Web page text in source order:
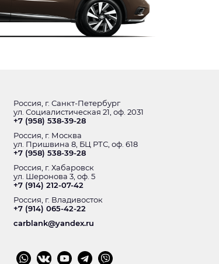
Россия, г. Санкт-Петербург
ул. Социалистическая 21, оф. 2031
+7 (958) 538-39-28
Россия, г. Москва
ул. Пришвина 8, БЦ РТС, оф. 618
+7 (958) 538-39-28
Россия, г. Хабаровск
ул. Шеронова 3, оф. 5
+7 (914) 212-07-42
Россия, г. Владивосток
+7 (914) 065-42-22
carblank@yandex.ru